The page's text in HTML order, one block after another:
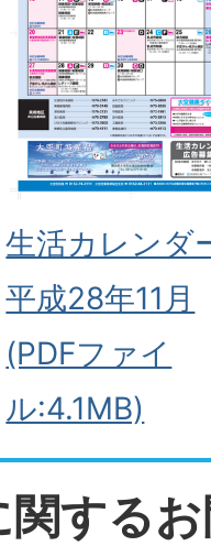
生活カレンダ
平成28年11月
(PDFファイ
ル:4.1MB)
関する